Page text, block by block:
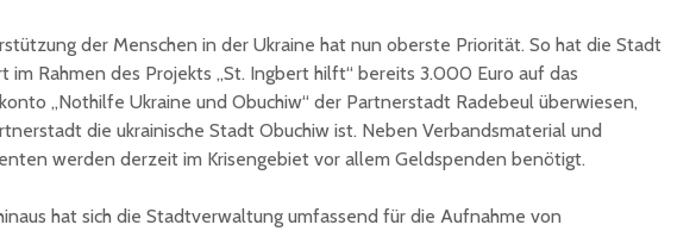
der Menschen in der Ukraine hat nun oberste Priorität. So hat die Stadt
im Rahmen des Projekts „St. Ingbert hilft“ bereits 3.000 Euro auf das
„Nothilfe Ukraine und Obuchiw“ der Partnerstadt Radebeul überwiesen,
die ukrainische Stadt Obuchiw ist. Neben Verbandsmaterial und
werden derzeit im Krisengebiet vor allem Geldspenden benötigt.
hat sich die Stadtverwaltung umfassend für die Aufnahme von
Total Normal
expandiert in St.
für ehemaliges H&M-
Gebäude
unterzeichnet
90 Jahre
Klima-
fordert